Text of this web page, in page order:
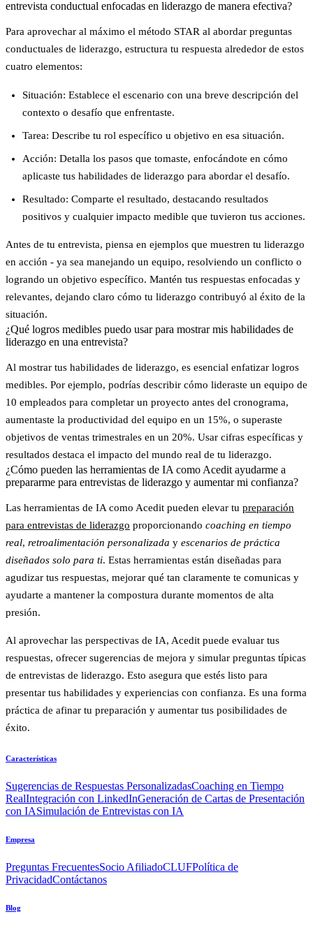
entrevista conductual enfocadas en liderazgo de manera efectiva?
Para aprovechar al máximo el método STAR al abordar preguntas
conductuales de liderazgo, estructura tu respuesta alrededor de estos
cuatro elementos:
Situación: Establece el escenario con una breve descripción del
contexto o desafío que enfrentaste.
Tarea: Describe tu rol específico u objetivo en esa situación.
Acción: Detalla los pasos que tomaste, enfocándote en cómo
aplicaste tus habilidades de liderazgo para abordar el desafío.
Resultado: Comparte el resultado, destacando resultados
positivos y cualquier impacto medible que tuvieron tus acciones.
Antes de tu entrevista, piensa en ejemplos que muestren tu liderazgo
en acción - ya sea manejando un equipo, resolviendo un conflicto o
logrando un objetivo específico. Mantén tus respuestas enfocadas y
relevantes, dejando claro cómo tu liderazgo contribuyó al éxito de la
situación.
¿Qué logros medibles puedo usar para mostrar mis habilidades de
liderazgo en una entrevista?
Al mostrar tus habilidades de liderazgo, es esencial enfatizar logros
medibles. Por ejemplo, podrías describir cómo lideraste un equipo de
10 empleados para completar un proyecto antes del cronograma,
aumentaste la productividad del equipo en un 15%, o superaste
objetivos de ventas trimestrales en un 20%. Usar cifras específicas y
resultados destaca el impacto del mundo real de tu liderazgo.
¿Cómo pueden las herramientas de IA como Acedit ayudarme a
prepararme para entrevistas de liderazgo y aumentar mi confianza?
Las herramientas de IA como Acedit pueden elevar tu preparación
para entrevistas de liderazgo proporcionando coaching en tiempo
real, retroalimentación personalizada y escenarios de práctica
diseñados solo para ti. Estas herramientas están diseñadas para
agudizar tus respuestas, mejorar qué tan claramente te comunicas y
ayudarte a mantener la compostura durante momentos de alta
presión.
Al aprovechar las perspectivas de IA, Acedit puede evaluar tus
respuestas, ofrecer sugerencias de mejora y simular preguntas típicas
de entrevistas de liderazgo. Esto asegura que estés listo para
presentar tus habilidades y experiencias con confianza. Es una forma
práctica de afinar tu preparación y aumentar tus posibilidades de
éxito.
Características
Sugerencias de Respuestas PersonalizadasCoaching en Tiempo
RealIntegración con LinkedInGeneración de Cartas de Presentación
con IASimulación de Entrevistas con IA
Empresa
Preguntas FrecuentesSocio AfiliadoCLUFPolítica de
PrivacidadContáctanos
Blog